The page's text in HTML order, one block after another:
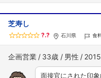
芝寿し
?.? 石川県 食
企画営業 33歳 男性
面接官にされた印